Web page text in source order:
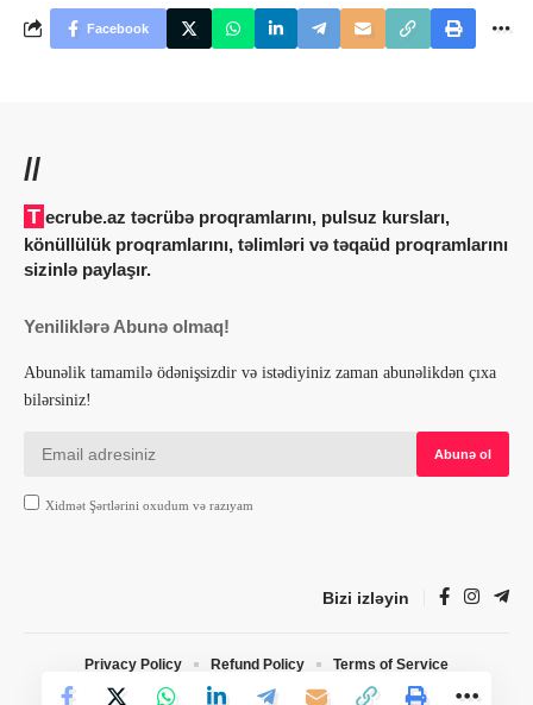
Facebook
//
Tecrube.az təcrübə proqramlarını, pulsuz kursları,
könüllülük proqramlarını, təlimləri və təqaüd proqramlarını
sizinlə paylaşır.
Yeniliklərə Abunə olmaq!
Abunəlik tamamilə ödənişsizdir və istədiyiniz zaman abunəlikdən çıxa
bilərsiniz!
Xidmət Şərtlərini oxudum və razıyam
Bizi izləyin
Privacy Policy Refund Policy Terms of Service